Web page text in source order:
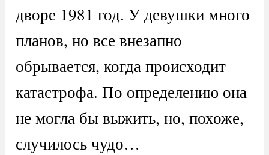
дворе 1981 год. У девушки много
планов, но все внезапно
обрывается, когда происходит
катастрофа. По определению она
не могла бы выжить, но, похоже,
случилось чудо…